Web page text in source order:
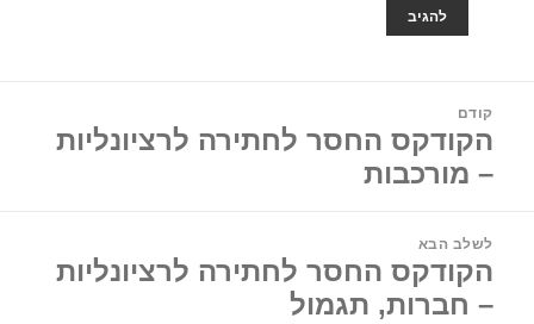
קודם
הפוסט
הקודם:
הקודקס החסר לחתירה לרציונליות
– מורכבות
לשלב הבא
הפוסט
הבא:
הקודקס החסר לחתירה לרציונליות
– חברות, תגמול